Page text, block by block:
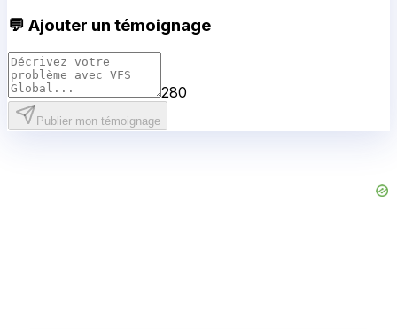
💬 Ajouter un témoignage
280
Publier mon témoignage